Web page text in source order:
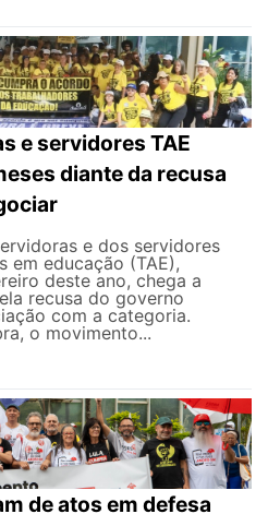
e servidores TAE
diante da recusa
e dos servidores
em educação (TAE),
deste ano, chega a
recusa do governo
com a categoria.
o movimento...
de atos em defesa